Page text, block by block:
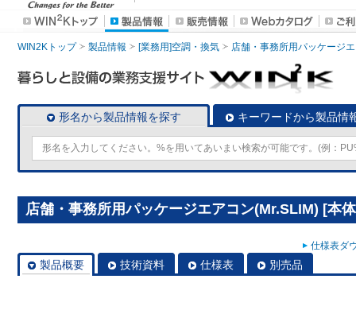
WIN2Kトップ 製品情報 [業務用]空調・換気 店舗・事務所用パッケージ
形名から製品情報を探す キーワードから製品情
店舗・事務所用パッケージエアコン(Mr.SLIM) [本
仕様表ダ
製品概要 技術資料 仕様表 別売品